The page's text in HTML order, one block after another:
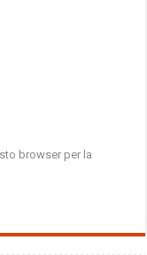
browser per la